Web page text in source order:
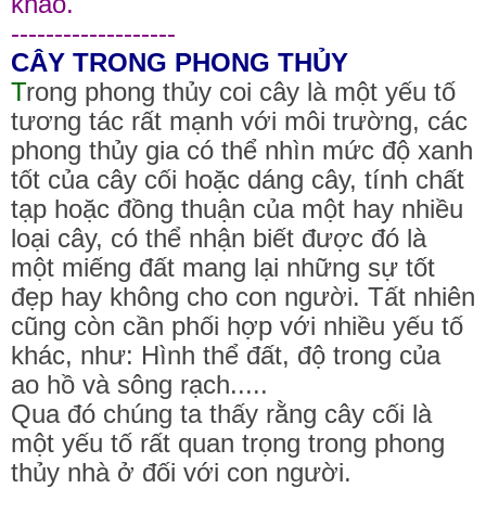
-------------------
CÂY TRONG PHONG THỦY
Trong phong thủy coi cây là một yếu tố
tương tác rất mạnh với môi trường, các
phong thủy gia có thể nhìn mức độ xanh
tốt của cây cối hoặc dáng cây, tính chất
tạp hoặc đồng thuận của một hay nhiều
loại cây, có thể nhận biết được đó là
một miếng đất mang lại những sự tốt
đẹp hay không cho con người. Tất nhiên
cũng còn cần phối hợp với nhiều yếu tố
khác, như: Hình thể đất, độ trong của
ao hồ và sông rạch.....
Qua đó chúng ta thấy rằng cây cối là
một yếu tố rất quan trọng trong phong
thủy nhà ở đối với con người.